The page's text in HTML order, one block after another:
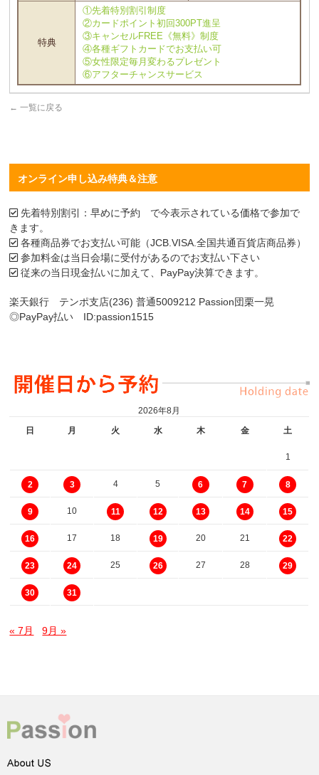
特典
①先着特別割引制度
②カードポイント初回300PT進呈
③キャンセルFREE《無料》制度
④各種ギフトカードでお支払い可
⑤女性限定毎月変わるプレゼント
⑥アフターチャンスサービス
← 一覧に戻る
オンライン申し込み特典＆注意
先着特別割引：早めに予約 で今表示されている価格で参加で
きます。
各種商品券でお支払い可能（JCB.VISA.全国共通百貨店商品券）
参加料金は当日会場に受付があるのでお支払い下さい
従来の当日現金払いに加えて、PayPay決算できます。
楽天銀行 テンポ支店(236) 普通5009212 Passion団栗一晃
◎PayPay払い ID:passion1515
2026年8月
日
月 火 水 木 金 土
1
2 3 4 5 6 7 8
9 10 11 12 13 14 15
16 17 18 19 20 21 22
23 24 25 26 27 28 29
30 31
« 7月 9月 »